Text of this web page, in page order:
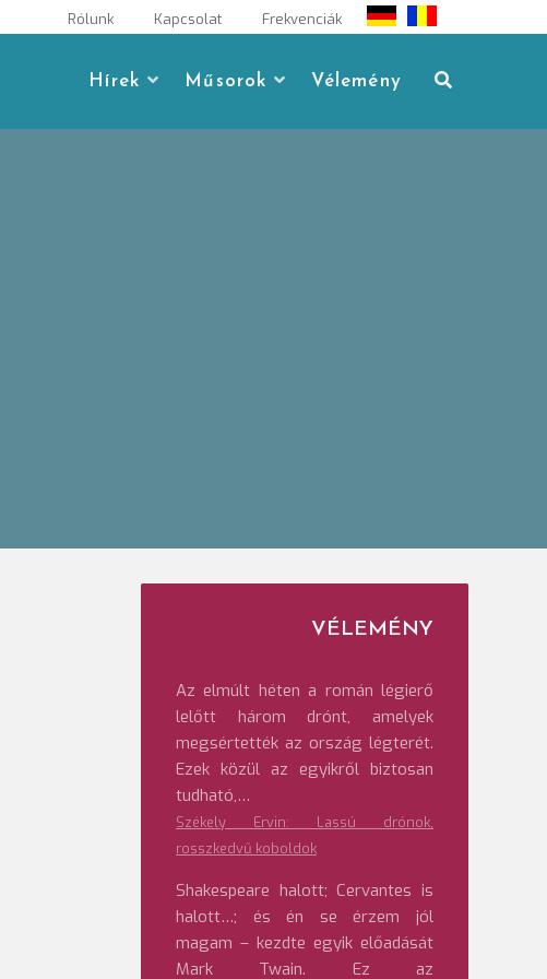
Rólunk Kapcsolat Frekvenciák
Hírek Műsorok Vélemény
VÉLEMÉNY
Az elmúlt héten a román légierő
lelőtt három drónt, amelyek
megsértették az ország légterét.
Ezek közül az egyikről biztosan
tudható,…
Székely Ervin: Lassú drónok,
rosszkedvű koboldok
Shakespeare halott; Cervantes is
halott…; és én se érzem jól
magam – kezdte egyik előadását
Mark Twain. Ez az